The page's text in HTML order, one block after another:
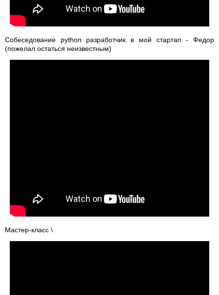
Собеседование python разработчик в мой стартап - Федор
(пожелал остаться неизвестным)
Мастер-класс \